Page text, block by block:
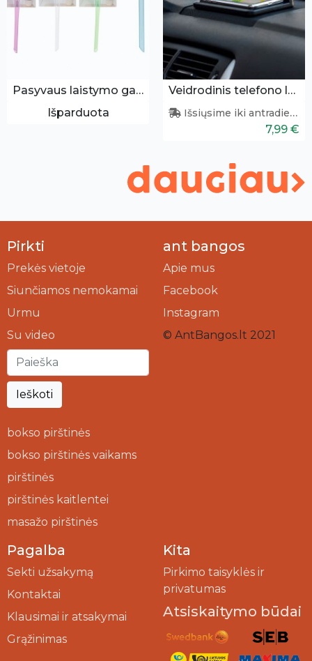
Pasyvaus laistymo gaubys
Išparduota
Veidrodinis telefono laikiklis
Išsiųsime iki antradienio
7,99 €
Pirkti
Prekės vietoje
Siunčiamos nemokamai
Urmu
Su video
Ieškoti
bokso pirštinės
bokso pirštinės vaikams
pirštinės
pirštinės kaitlentei
masažo pirštinės
ant bangos
Apie mus
Facebook
Instagram
© AntBangos.lt 2021
Pagalba
Sekti užsakymą
Kontaktai
Klausimai ir atsakymai
Grąžinimas
Kita
Pirkimo taisyklės ir
privatumas
Atsiskaitymo būdai